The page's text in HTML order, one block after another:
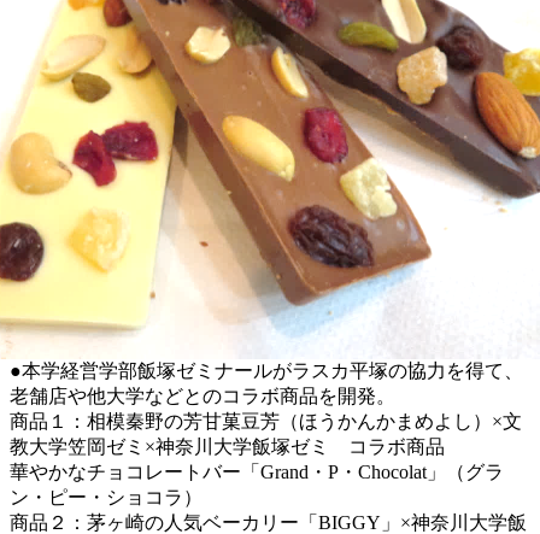
●本学経営学部飯塚ゼミナールがラスカ平塚の協力を得て、
老舗店や他大学などとのコラボ商品を開発。
商品１：相模秦野の芳甘菓豆芳（ほうかんかまめよし）×文
教大学笠岡ゼミ×神奈川大学飯塚ゼミ コラボ商品
華やかなチョコレートバー「Grand・P・Chocolat」（グラ
ン・ピー・ショコラ）
商品２：茅ヶ崎の人気ベーカリー「BIGGY」×神奈川大学飯